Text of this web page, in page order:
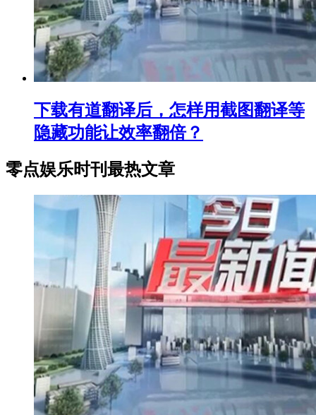
下载有道翻译后，怎样用截图翻译等
隐藏功能让效率翻倍？
零点娱乐时刊最热文章